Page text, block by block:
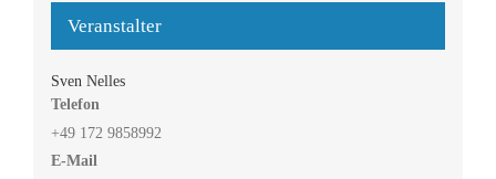
Veranstalter
Sven Nelles
Telefon
+49 172 9858992
E-Mail